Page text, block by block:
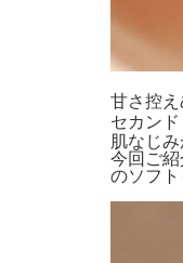
甘さ控
セカン
肌なじ
今回ご
のソフ